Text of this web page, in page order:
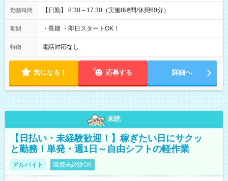
勤務時間 【日勤】 8:30～17:30（実働8時間/休憩60分）
期間 ・長期 ・即日スタートOK！
特徴 電話対応なし
気になる！ 応募する 詳細へ
未読
【日払い・未経験歓迎！】稼ぎたい日にサクッ
と勤務！単発・週1日～自由シフトの軽作業
アルバイト 職種未経験OK